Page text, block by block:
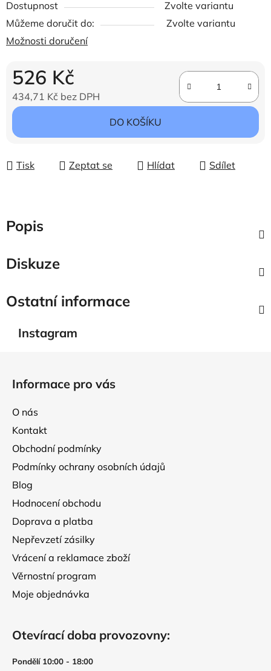
Dostupnost
Zvolte variantu
Můžeme doručit do:
Zvolte variantu
Možnosti doručení
526 Kč
434,71 Kč bez DPH
Měrná cena:
DO KOŠÍKU
Tisk Zeptat se Hlídat Sdílet
Popis
Diskuze
Ostatní informace
Instagram
Informace pro vás
O nás
Kontakt
Obchodní podmínky
Podmínky ochrany osobních údajů
Blog
Hodnocení obchodu
Doprava a platba
Nepřevzetí zásilky
Vrácení a reklamace zboží
Věrnostní program
Moje objednávka
Otevírací doba provozovny:
Pondělí 10:00 - 18:00